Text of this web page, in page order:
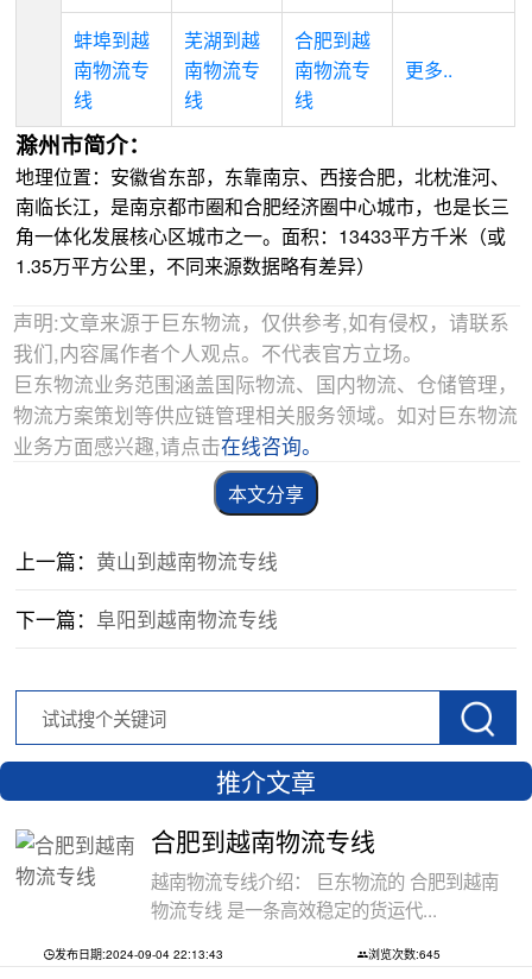
蚌埠到越
南物流专
线
芜湖到越
南物流专
线
合肥到越
南物流专
线
更多..
滁州市简介：
地理位置：安徽省东部，东靠南京、西接合肥，北枕淮河、
南临长江，是南京都市圈和合肥经济圈中心城市，也是长三
角一体化发展核心区城市之一。面积：13433平方千米（或
1.35万平方公里，不同来源数据略有差异）
声明:文章来源于巨东物流，仅供参考,如有侵权，请联系
我们,内容属作者个人观点。不代表官方立场。
巨东物流业务范围涵盖国际物流、国内物流、仓储管理，
物流方案策划等供应链管理相关服务领域。如对巨东物流
业务方面感兴趣,请点击在线咨询。
本文分享
上一篇： 黄山到越南物流专线
下一篇： 阜阳到越南物流专线
推介文章
合肥到越南物流专线
越南物流专线介绍： 巨东物流的 合肥到越南
物流专线 是一条高效稳定的货运代...
发布日期:2024-09-04 22:13:43 浏览次数:645